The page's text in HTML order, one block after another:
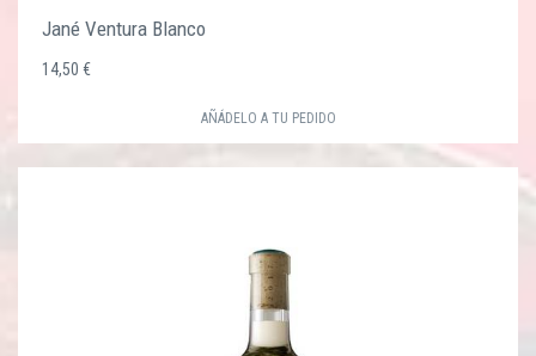
Jané Ventura Blanco
14,50 €
AÑÁDELO A TU PEDIDO